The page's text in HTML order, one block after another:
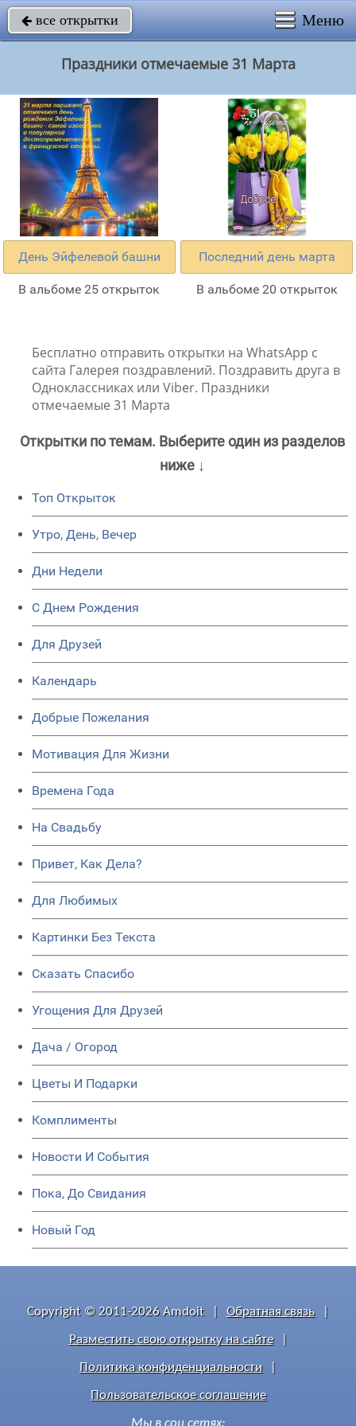
 все открытки Меню
Праздники отмечаемые 31 Марта
День Эйфелевой башни
В альбоме 25 открыток
Последний день марта
В альбоме 20 открыток
Бесплатно отправить открытки на WhatsApp с
сайта Галерея поздравлений. Поздравить друга в
Одноклассниках или Viber. Праздники
отмечаемые 31 Марта
Открытки по темам. Выберите один из разделов
ниже ↓
Топ Открыток
Утро, День, Вечер
Дни Недели
C Днем Рождения
Для Друзей
Календарь
Добрые Пожелания
Мотивация Для Жизни
Времена Года
На Свадьбу
Привет, Как Дела?
Для Любимых
Картинки Без Текста
Сказать Спасибо
Угощения Для Друзей
Дача / Огород
Цветы И Подарки
Комплименты
Новости И События
Пока, До Свидания
Новый Год
Copyright © 2011-2026 Amdoit Обратная связь
Разместить свою открытку на сайте
Политика конфиденциальности
Пользовательское соглашение
Мы в соц сетях: